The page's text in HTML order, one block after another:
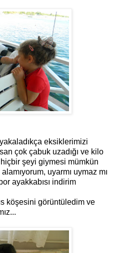
eksiklerimizi
çok çabuk uzadığı ve kilo
şeyi giymesi mümkün
uyarmı uymaz mı
ayakkabısı indirim
köşesini görüntüledim ve